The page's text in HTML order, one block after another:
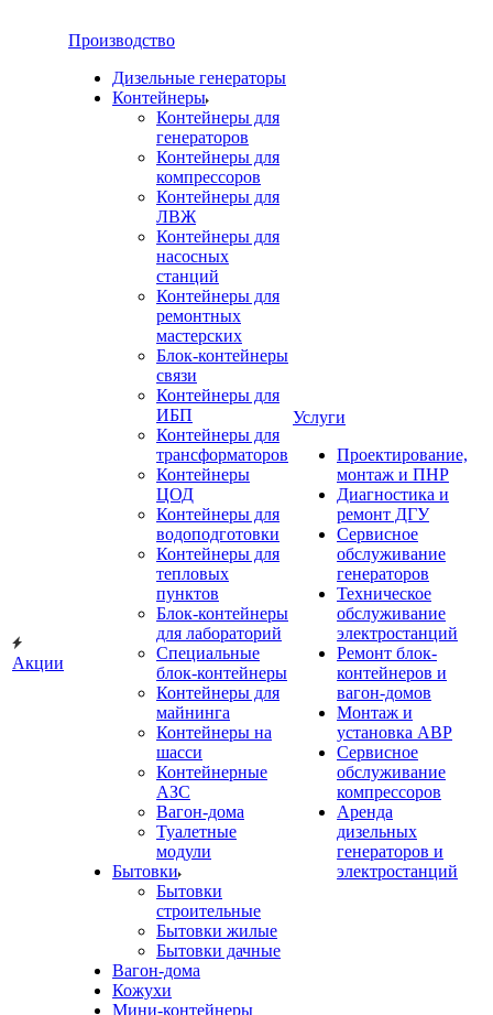
Акции
Производство
Дизельные генераторы
Контейнеры
Контейнеры для
генераторов
Контейнеры для
компрессоров
Контейнеры для
ЛВЖ
Контейнеры для
насосных
станций
Контейнеры для
ремонтных
мастерских
Блок-контейнеры
связи
Контейнеры для
ИБП
Контейнеры для
трансформаторов
Контейнеры
ЦОД
Контейнеры для
водоподготовки
Контейнеры для
тепловых
пунктов
Блок-контейнеры
для лабораторий
Специальные
блок-контейнеры
Контейнеры для
майнинга
Контейнеры на
шасси
Контейнерные
АЗС
Вагон-дома
Туалетные
модули
Бытовки
Бытовки
строительные
Бытовки жилые
Бытовки дачные
Вагон-дома
Кожухи
Мини-контейнеры
Услуги
Проектирование,
монтаж и ПНР
Диагностика и
ремонт ДГУ
Сервисное
обслуживание
генераторов
Техническое
обслуживание
электростанций
Ремонт блок-
контейнеров и
вагон-домов
Монтаж и
установка АВР
Сервисное
обслуживание
компрессоров
Аренда
дизельных
генераторов и
электростанций